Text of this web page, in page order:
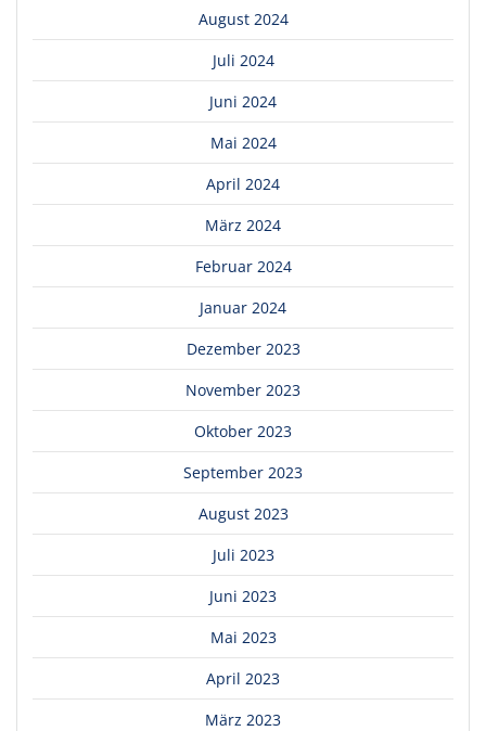
August 2024
Juli 2024
Juni 2024
Mai 2024
April 2024
März 2024
Februar 2024
Januar 2024
Dezember 2023
November 2023
Oktober 2023
September 2023
August 2023
Juli 2023
Juni 2023
Mai 2023
April 2023
März 2023